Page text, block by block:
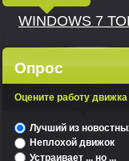
WINDOWS 7
Опрос
Оцените работу движка
Лучший из
Неплохой движок
Устраивает ... но ...